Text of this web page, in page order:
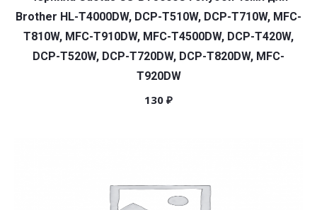
Brother HL-T4000DW, DCP-T510W, DCP-T710W, MFC-
T810W, MFC-T910DW, MFC-T4500DW, DCP-T420W,
DCP-T520W, DCP-T720DW, DCP-T820DW, MFC-
T920DW
130 ₽